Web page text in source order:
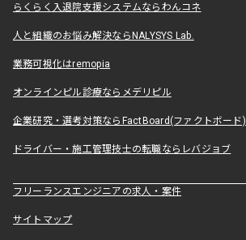
らくらく入退院支援システムならわんコネ
人と組織のお悩み解決ならNALYSYS Lab.
業務可視化はremopia
オンラインピル診療ならメデリピル
企業研究・選考対策ならFactBoard(ファクトボード)
ドライバー・施工管理技士の転職ならレバジョブ
フリーランスエンジニアの求人・案件
サイトマップ